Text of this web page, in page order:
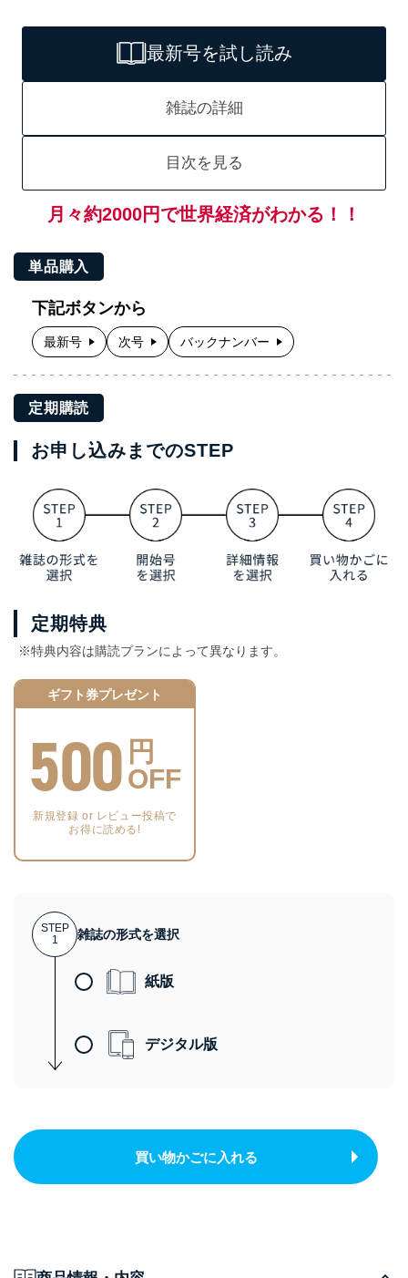
最新号を試し読み
雑誌の詳細
目次を見る
月々約2000円で世界経済がわかる！！
単品購入
下記ボタンから
最新号 次号 バックナンバー
定期購読
お申し込みまでのSTEP
定期特典
※特典内容は購読プランによって異なります。
ギフト券プレゼント
500 円
OFF
新規登録 or レビュー投稿で
お得に読める!
STEP
1
雑誌の形式を選択
紙版
デジタル版
買い物かごに入れる